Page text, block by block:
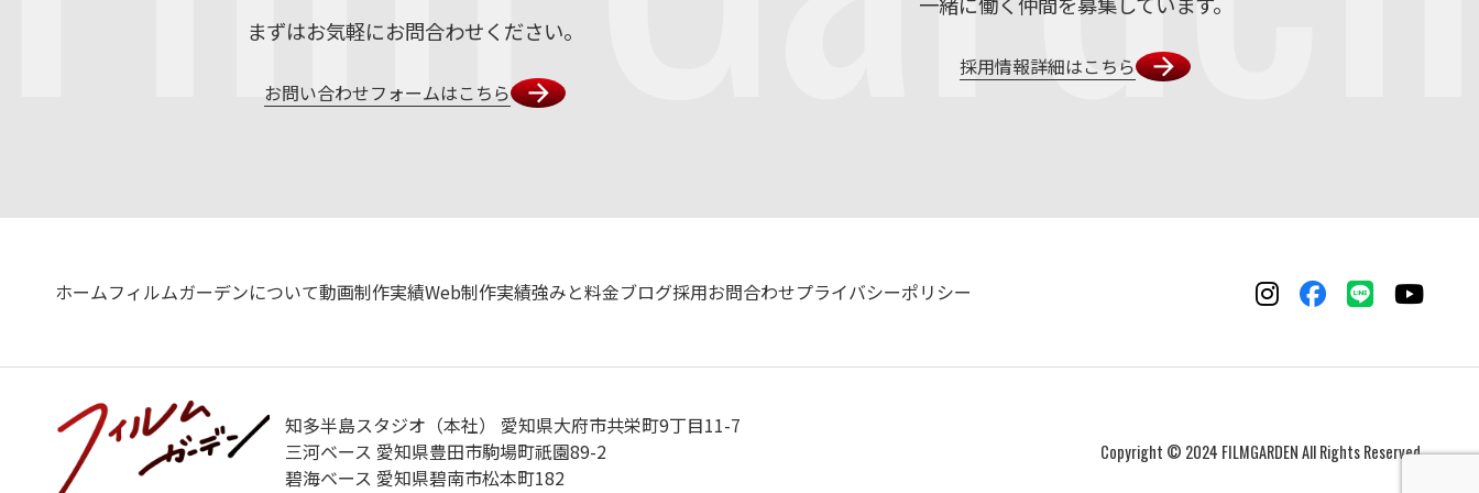
まずはお気軽にお問合わせください。
お問い合わせフォームはこちら
採用情報詳細はこちら
ホームフィルムガーデンについて動画制作実績Web制作実績強みと料金ブログ採用お問合わせプライバシーポリシー
知多半島スタジオ（本社） 愛知県大府市共栄町9丁目11-7
三河ベース 愛知県豊田市駒場町祇園89-2
碧海ベース 愛知県碧南市松本町182
Copyright © 2024 FILMGARDEN All Rights Reserved.